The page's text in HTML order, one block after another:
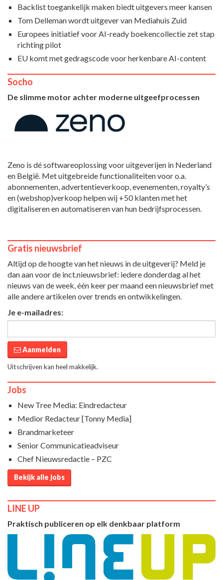
Backlist toegankelijk maken biedt uitgevers meer kansen
Tom Delleman wordt uitgever van Mediahuis Zuid
Europees initiatief voor AI-ready boekencollectie zet stap
richting pilot
EU komt met gedragscode voor herkenbare AI-content
Socho
De slimme motor achter moderne uitgeefprocessen
Zeno is dé softwareoplossing voor uitgeverijen in Nederland
en België. Met uitgebreide functionaliteiten voor o.a.
abonnementen, advertentieverkoop, evenementen, royalty’s
en (webshop)verkoop helpen wij +50 klanten met het
digitaliseren en automatiseren van hun bedrijfsprocessen.
Gratis nieuwsbrief
Altijd op de hoogte van het nieuws in de uitgeverij? Meld je
dan aan voor de inct.nieuwsbrief: iedere donderdag al het
nieuws van de week, één keer per maand een nieuwsbrief met
alle andere artikelen over trends en ontwikkelingen.
Je e-mailadres:
Aanmelden
Uitschrijven kan heel makkelijk.
Jobs
New Tree Media: Eindredacteur
Medior Redacteur [Tonny Media]
Brandmarketeer
Senior Communicatieadviseur
Chef Nieuwsredactie – PZC
Bekijk alle jobs
LINE UP
Praktisch publiceren op elk denkbaar platform